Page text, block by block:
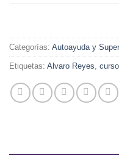
Categorías: Autoayuda y
Etiquetas: Alvaro Reyes curso